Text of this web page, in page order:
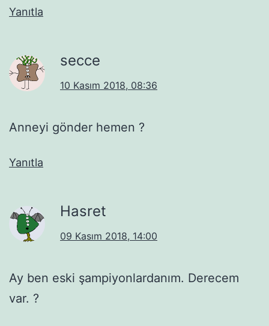
Yanıtla
secce
10 Kasım 2018, 08:36
Anneyi gönder hemen ?
Yanıtla
Hasret
09 Kasım 2018, 14:00
Ay ben eski şampiyonlardanım. Derecem
var. ?